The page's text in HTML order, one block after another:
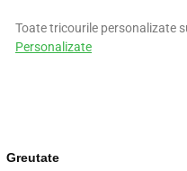
Toate tricourile personalizate
Personalizate
Greutate